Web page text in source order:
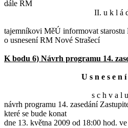
dále RM
II. u k l á
tajemníkovi MěÚ informovat
o usnesení RM Nové Strašecí
K bodu 6) Návrh programu 14.
U s n e s e n í
s c h v a l
návrh programu 14. zasedání
které se bude konat
dne 13. května 2009 od 18:00 hod.